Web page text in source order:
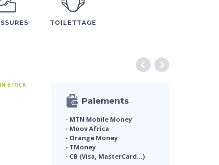
TOILETTAGE
STOCK
Paiements
- MTN Mobile Money
- Moov Africa
- Orange Money
- TMoney
- CB (Visa, MasterCard...)